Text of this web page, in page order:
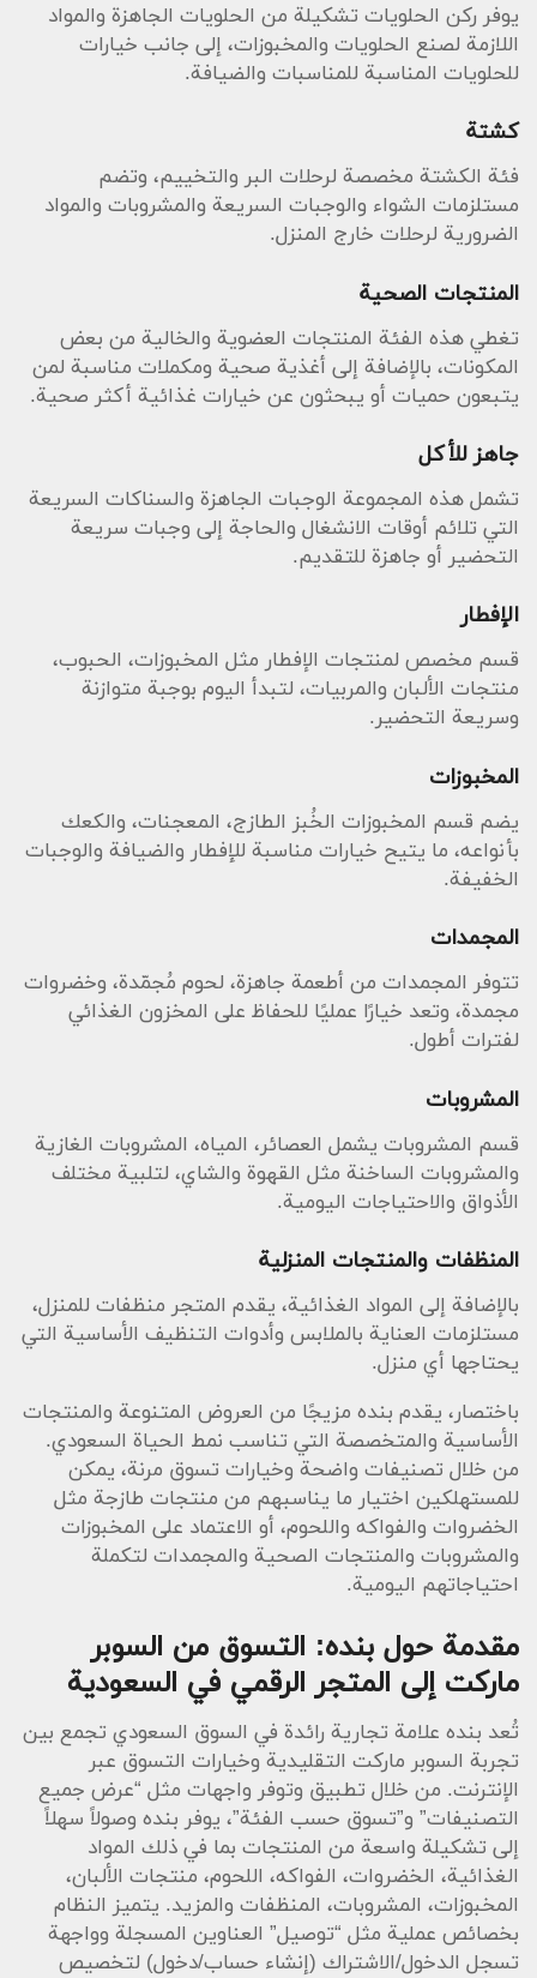
يوفر ركن الحلويات تشكيلة من الحلويات الجاهزة والمواد
اللازمة لصنع الحلويات والمخبوزات، إلى جانب خيارات
للحلويات المناسبة للمناسبات والضيافة.
كشتة
فئة الكشتة مخصصة لرحلات البر والتخييم، وتضم
مستلزمات الشواء والوجبات السريعة والمشروبات والمواد
الضرورية لرحلات خارج المنزل.
المنتجات الصحية
تغطي هذه الفئة المنتجات العضوية والخالية من بعض
المكونات، بالإضافة إلى أغذية صحية ومكملات مناسبة لمن
يتبعون حميات أو يبحثون عن خيارات غذائية أكثر صحية.
جاهز للأكل
تشمل هذه المجموعة الوجبات الجاهزة والسناكات السريعة
التي تلائم أوقات الانشغال والحاجة إلى وجبات سريعة
التحضير أو جاهزة للتقديم.
الإفطار
قسم مخصص لمنتجات الإفطار مثل المخبوزات، الحبوب،
منتجات الألبان والمربيات، لتبدأ اليوم بوجبة متوازنة
وسريعة التحضير.
المخبوزات
يضم قسم المخبوزات الخُبز الطازج، المعجنات، والكعك
بأنواعه، ما يتيح خيارات مناسبة للإفطار والضيافة والوجبات
الخفيفة.
المجمدات
تتوفر المجمدات من أطعمة جاهزة، لحوم مُجمّدة، وخضروات
مجمدة، وتعد خيارًا عمليًا للحفاظ على المخزون الغذائي
لفترات أطول.
المشروبات
قسم المشروبات يشمل العصائر، المياه، المشروبات الغازية
والمشروبات الساخنة مثل القهوة والشاي، لتلبية مختلف
الأذواق والاحتياجات اليومية.
المنظفات والمنتجات المنزلية
بالإضافة إلى المواد الغذائية، يقدم المتجر منظفات للمنزل،
مستلزمات العناية بالملابس وأدوات التنظيف الأساسية التي
يحتاجها أي منزل.
باختصار، يقدم بنده مزيجًا من العروض المتنوعة والمنتجات
الأساسية والمتخصصة التي تناسب نمط الحياة السعودي.
من خلال تصنيفات واضحة وخيارات تسوق مرنة، يمكن
للمستهلكين اختيار ما يناسبهم من منتجات طازجة مثل
الخضروات والفواكه واللحوم، أو الاعتماد على المخبوزات
والمشروبات والمنتجات الصحية والمجمدات لتكملة
احتياجاتهم اليومية.
مقدمة حول بنده: التسوق من السوبر
ماركت إلى المتجر الرقمي في السعودية
تُعد بنده علامة تجارية رائدة في السوق السعودي تجمع بين
تجربة السوبر ماركت التقليدية وخيارات التسوق عبر
الإنترنت. من خلال تطبيق وتوفر واجهات مثل “عرض جميع
التصنيفات” و”تسوق حسب الفئة”، يوفر بنده وصولاً سهلاً
إلى تشكيلة واسعة من المنتجات بما في ذلك المواد
الغذائية، الخضروات، الفواكه، اللحوم، منتجات الألبان،
المخبوزات، المشروبات، المنظفات والمزيد. يتميز النظام
بخصائص عملية مثل “توصيل” العناوين المسجلة وواجهة
تسجل الدخول/الاشتراك (إنشاء حساب/دخول) لتخصيص